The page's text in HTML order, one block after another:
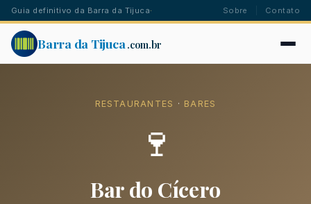
Guia definitivo da Barra da Tijuca· Sobre Contato
Barra da Tijuca .com.br
RESTAURANTES · BARES
🍷
Bar do Cícero